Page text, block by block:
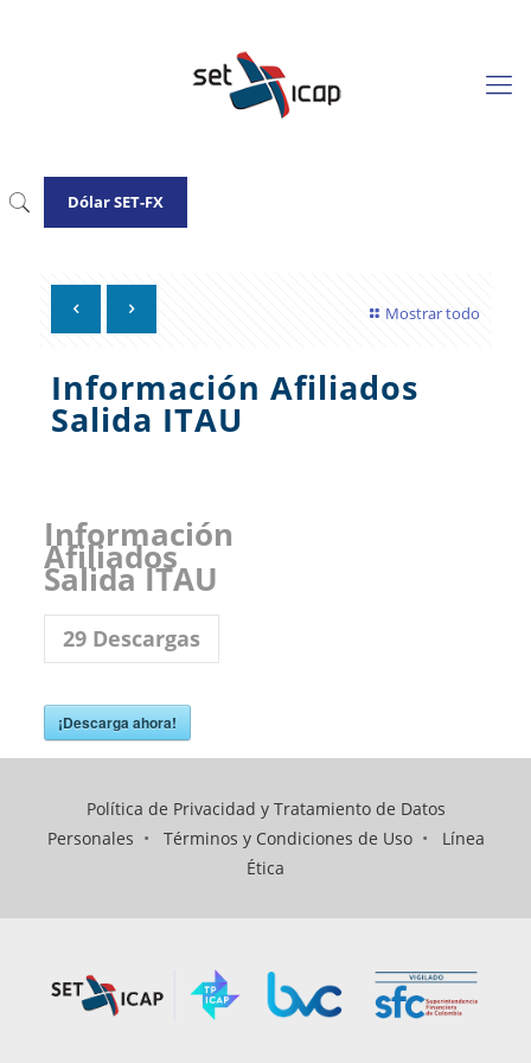
Dólar SET-FX
Mostrar todo
Información Afiliados
Salida ITAU
Información
Afiliados
Salida ITAU
29Descargas
¡Descarga ahora!
Política de Privacidad y Tratamiento de Datos
Personales • Términos y Condiciones de Uso• Línea
Ética